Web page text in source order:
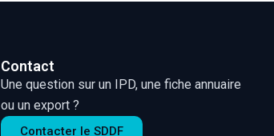
Contact
Une question sur un IPD, une fiche annuaire
ou un export ?
Contacter le SDDF